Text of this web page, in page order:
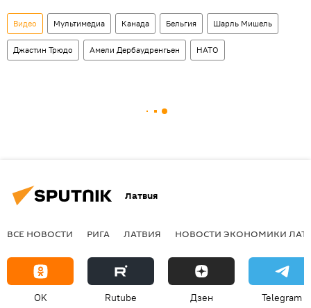
Видео Мультимедиа Канада Бельгия Шарль Мишель
Джастин Трюдо Амели Дербаудренгьен НАТО
Латвия
ВСЕ НОВОСТИ РИГА ЛАТВИЯ НОВОСТИ ЭКОНОМИКИ
OK Rutube Дзен Telegram